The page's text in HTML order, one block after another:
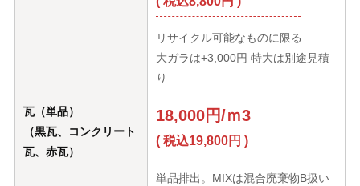
リサイクル可能なものに限る
大ガラは+3,000円 特大は別途見積
り
瓦（単品）
（黒瓦、コンクリート
瓦、赤瓦）
18,000円/ｍ3
( 税込19,800円 )
単品排出。MIXは混合廃棄物B扱い